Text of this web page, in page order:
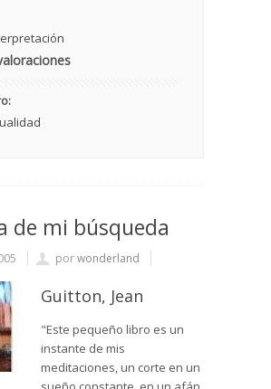
de mi búsqueda
porwonderland
Guitton, Jean
"Este pequeño libro es un
instante de mis
meditaciones, un corte en un